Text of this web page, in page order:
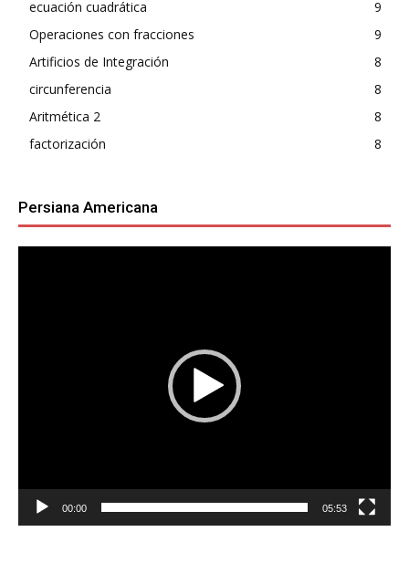
ecuación cuadrática
9
Operaciones con fracciones
9
Artificios de Integración
8
circunferencia
8
Aritmética 2
8
factorización
8
Persiana Americana
00:00 05:53